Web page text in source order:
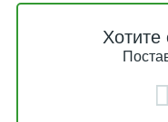
Хотите